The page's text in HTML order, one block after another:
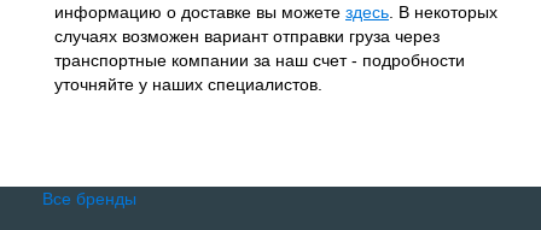
информацию о доставке вы можете здесь . В некоторых
случаях возможен вариант отправки груза через
транспортные компании за наш счет - подробности
уточняйте у наших специалистов.
Все бренды